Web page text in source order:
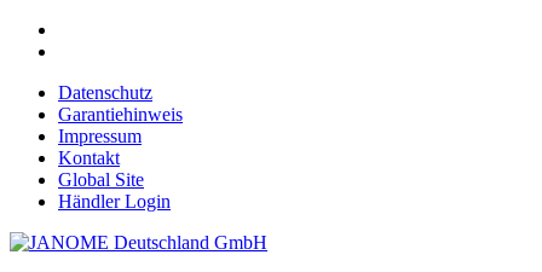
Datenschutz
Garantiehinweis
Impressum
Kontakt
Global Site
Händler Login